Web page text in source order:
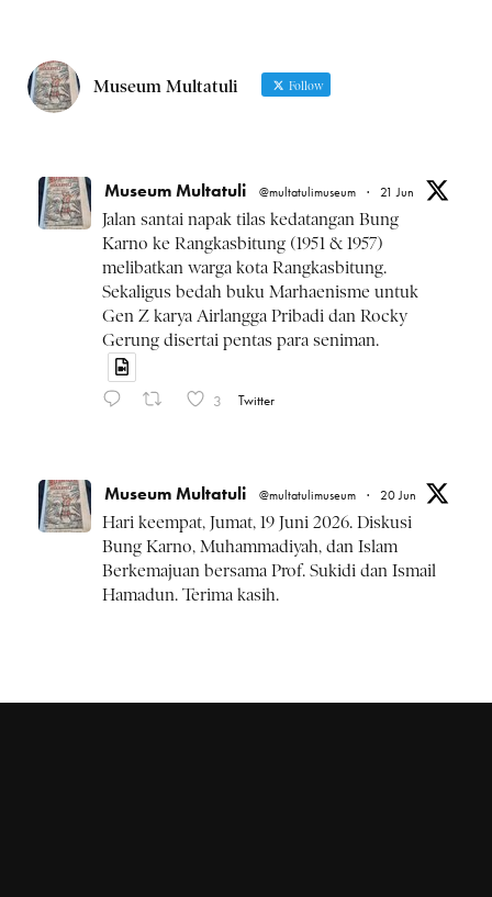
Museum Multatuli Follow
Museum Multatuli @multatulimuseum · 21 Jun
Jalan santai napak tilas kedatangan Bung
Karno ke Rangkasbitung (1951 & 1957)
melibatkan warga kota Rangkasbitung.
Sekaligus bedah buku Marhaenisme untuk
Gen Z karya Airlangga Pribadi dan Rocky
Gerung disertai pentas para seniman.
3 Twitter
Museum Multatuli @multatulimuseum · 20 Jun
Hari keempat, Jumat, 19 Juni 2026. Diskusi
Bung Karno, Muhammadiyah, dan Islam
Berkemajuan bersama Prof. Sukidi dan Ismail
Hamadun. Terima kasih.